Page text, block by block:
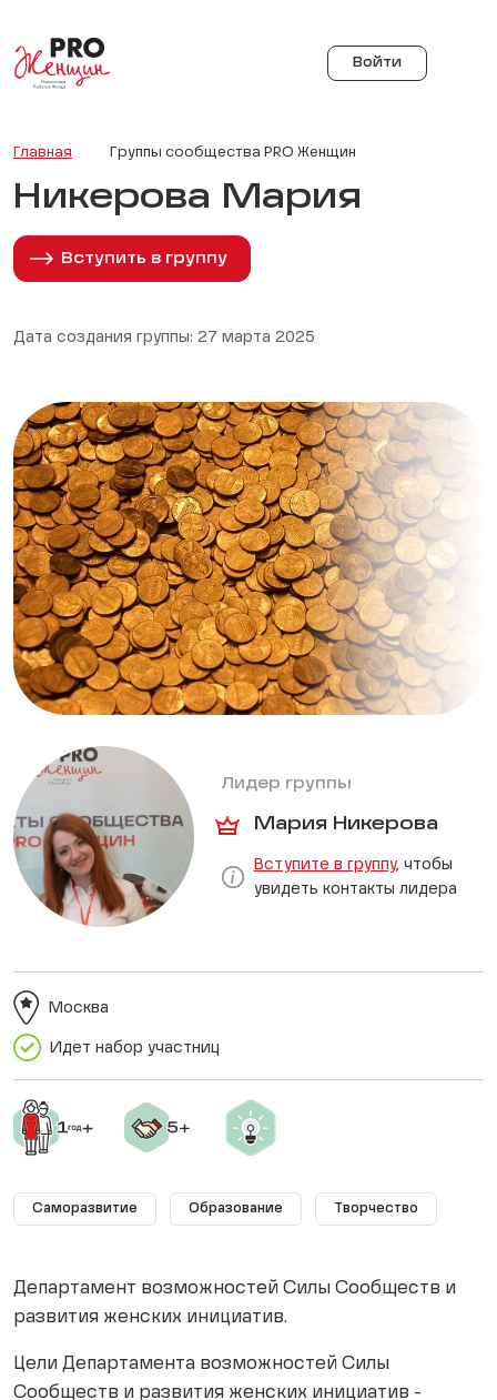
Войти
Главная Группы сообщества PRO Женщин
Никерова Мария
Вступить в группу
Дата создания группы: 27 марта 2025
Лидер группы
Мария Никерова
Вступите в группу, чтобы
увидеть контакты лидера
Идет набор участниц
Москва
Саморазвитие Образование Творчество
Департамент возможностей Силы Сообществ и
развития женских инициатив.
Цели Департамента возможностей Силы
Сообществ и развития женских инициатив -